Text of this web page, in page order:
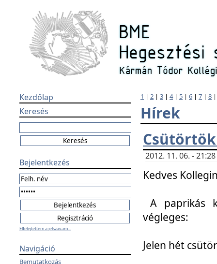
Kezdőlap
Keresés
Bejelentkezés
Elfelejtettem a jelszavam...
Navigáció
Bemutatkozás
1 | 2 | 3 | 4| 5 | 6 | 7 | 8
Hírek
2012. 11. 06. -
Kedves
A paprikás
végleges:
Jelen hét